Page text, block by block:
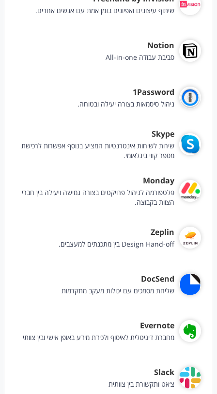
שיתוף עיצובים ואפיונים בזמן אמת עם אנשים אחרים.
Notion
סביבת עבודה All-in-one
1Password
ניהול סיסמאות בצורה יעילה ובטוחה.
Skype
שירות לשיחות אינטרנטיות המציע בנוסף אפשרות לרכישת
מספר קווי בינלאומי.
Monday
פלטפורמה לניהול פרויקטים בצורה גמישה ויעילה בין חברי
הצוות בקבוצה.
Zeplin
Design Hand-off בין מתכנתים למעצבים.
DocSend
שליחת מסמכים עם יכולות מעקב מתקדמות
Evernote
מחברת דיגיטלית לאיסוף ולכידת מידע באופן אישי ובין צוותי
Slack
צ׳אט ותקשורת בין צוותית